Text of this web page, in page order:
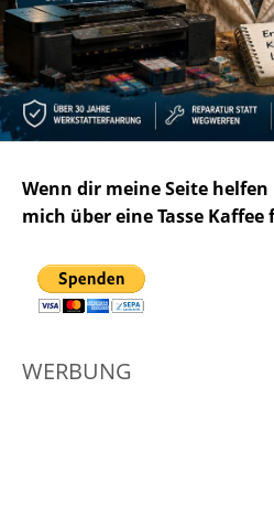
Wenn dir meine Seite
mich über eine Tasse Kaffee
WERBUNG